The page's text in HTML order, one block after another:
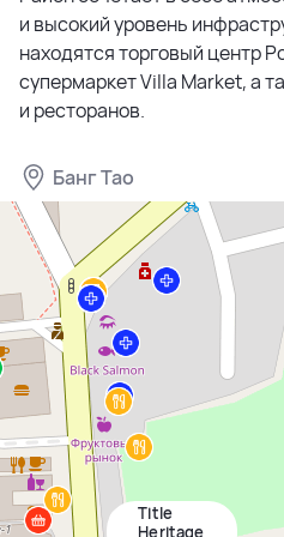
и высокий уровень
находятся торговый центр
супермаркет Villa Market, а
и ресторанов.
Банг Тао
Title
Heritage